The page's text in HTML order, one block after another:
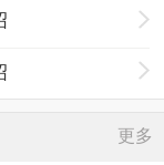
更多